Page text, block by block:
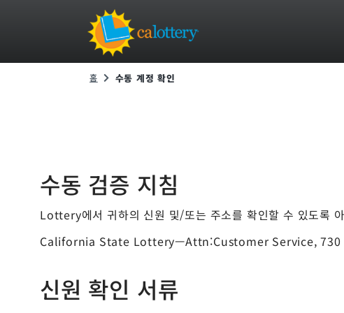
홈 수동 계정 확인
수동 검증 지침
Lottery에서 귀하의 신원 및/또는 주소를 확인할 수 있도록
California State Lottery—Attn:Customer Service,
신원 확인 서류